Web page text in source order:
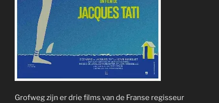
Grofweg zijn er drie films van de Franse regisseur